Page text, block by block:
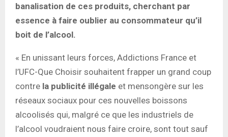
banalisation de ces produits, cherchant par
essence à faire oublier au consommateur qu’il
boit de l’alcool.
« En unissant leurs forces, Addictions France et
l’UFC-Que Choisir souhaitent frapper un grand coup
contre la publicité illégale et mensongère sur les
réseaux sociaux pour ces nouvelles boissons
alcoolisés qui, malgré ce que les industriels de
l’alcool voudraient nous faire croire, sont tout sauf